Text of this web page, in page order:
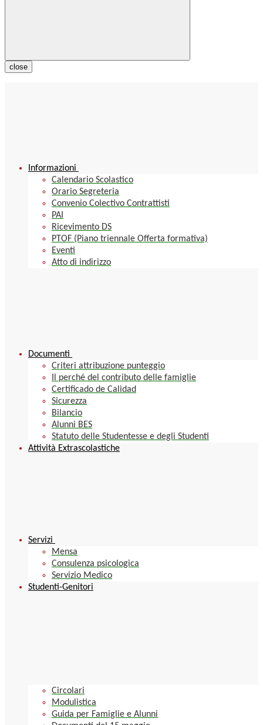
close
Informazioni
Calendario Scolastico
Orario Segreteria
Convenio Colectivo Contrattisti
PAI
Ricevimento DS
PTOF (Piano triennale Offerta formativa)
Eventi
Atto di indirizzo
Documenti
Criteri attribuzione punteggio
Il perché del contributo delle famiglie
Certificado de Calidad
Sicurezza
Bilancio
Alunni BES
Statuto delle Studentesse e degli Studenti
Attività Extrascolastiche
Servizi
Mensa
Consulenza psicologica
Servizio Medico
Studenti-Genitori
Circolari
Modulistica
Guida per Famiglie e Alunni